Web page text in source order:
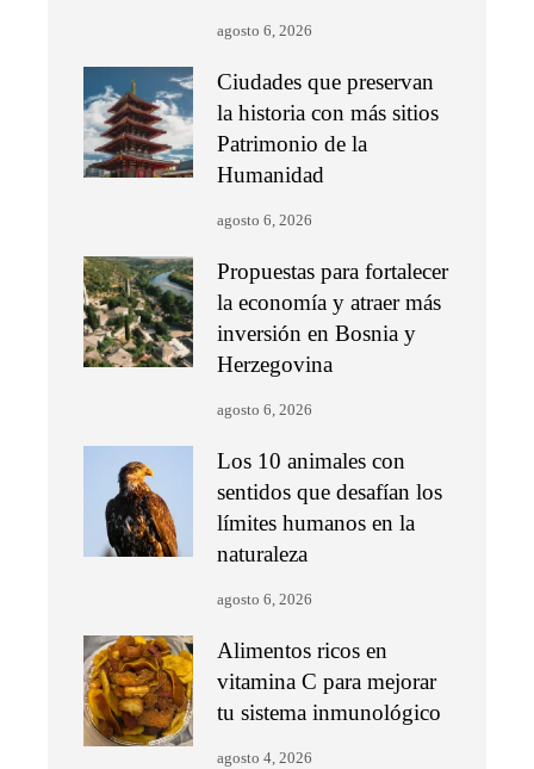
agosto 6, 2026
Ciudades que preservan
la historia con más sitios
Patrimonio de la
Humanidad
agosto 6, 2026
Propuestas para fortalecer
la economía y atraer más
inversión en Bosnia y
Herzegovina
agosto 6, 2026
Los 10 animales con
sentidos que desafían los
límites humanos en la
naturaleza
agosto 6, 2026
Alimentos ricos en
vitamina C para mejorar
tu sistema inmunológico
agosto 4, 2026